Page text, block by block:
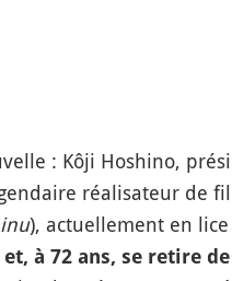
: Kôji Hoshino,
réalisateur de
), actuellement en
à 72 ans, se retire